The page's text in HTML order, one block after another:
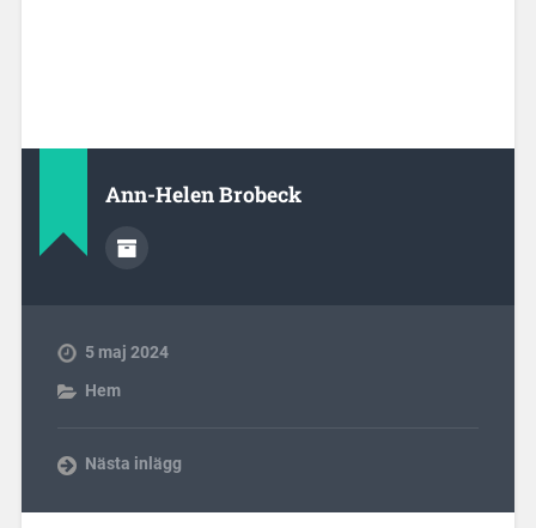
Ann-Helen Brobeck
5 maj 2024
Hem
Nästa inlägg